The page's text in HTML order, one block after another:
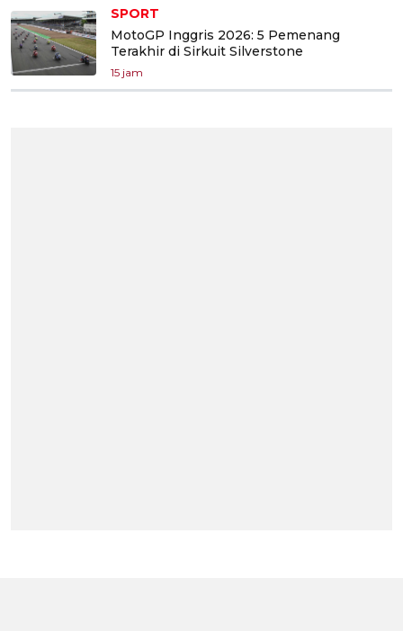
SPORT
MotoGP Inggris 2026: 5 Pemenang
Terakhir di Sirkuit Silverstone
15 jam